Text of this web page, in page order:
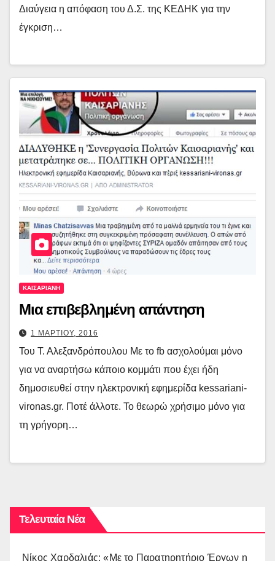
Διαύγεια η απόφαση του Δ.Σ. της ΚΕΔΗΚ για την
έγκριση…
ΚΑΙΣΑΡΙΑΝΗ
Μια επιβεβλημένη απάντηση
1 ΜΑΡΤΙΟΥ, 2016
Του Τ. Αλεξανδρόπουλου Με το fb ασχολούμαι μόνο
για να αναρτήσω κάποιο κομμάτι που έχει ήδη
δημοσιευθεί στην ηλεκτρονική εφημερίδα kessariani-
vironas.gr. Ποτέ άλλοτε. Το θεωρώ χρήσιμο μόνο για
τη γρήγορη…
Τελευταία Νέα
Νίκος Χαρδαλιάς: «Με το Παρατηρητήριο Έργων η